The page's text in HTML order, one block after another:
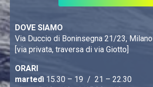
DOVE SIAMO
Via Duccio di Boninsegna 21/23, Milano
[via privata, traversa di via Giotto]
ORARI
martedì 15.30 – 19 / 21 – 22.30